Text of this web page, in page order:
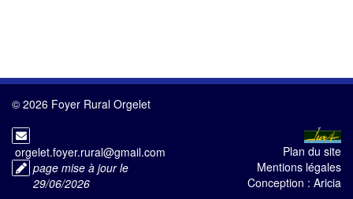
© 2026 Foyer Rural Orgelet
orgelet.foyer.rural@gmail.com
page mise à jour le
29/06/2026
Plan du site
Mentions légales
Conception : Aricia